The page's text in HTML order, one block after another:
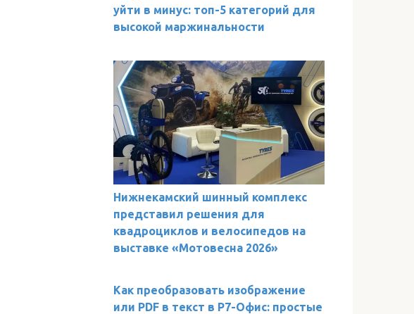
уйти в минус: топ-5 категорий для
высокой маржинальности
Нижнекамский шинный комплекс
представил решения для
квадроциклов и велосипедов на
выставке «Мотовесна 2026»
Как преобразовать изображение
или PDF в текст в Р7-Офис: простые